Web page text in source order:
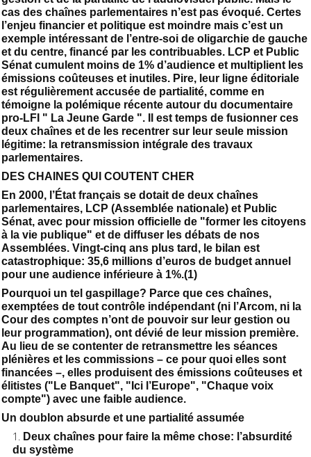
cas des chaînes parlementaires n’est pas évoqué. Certes
l’enjeu financier et politique est moindre mais c’est un
exemple intéressant de l’entre-soi de oligarchie de gauche
et du centre, financé par les contribuables. LCP et Public
Sénat cumulent moins de 1% d’audience et multiplient les
émissions coûteuses et inutiles. Pire, leur ligne éditoriale
est régulièrement accusée de partialité, comme en
témoigne la polémique récente autour du documentaire
pro-LFI " La Jeune Garde ". Il est temps de fusionner ces
deux chaînes et de les recentrer sur leur seule mission
légitime: la retransmission intégrale des travaux
parlementaires.
DES CHAINES QUI COUTENT CHER
En 2000, l’État français se dotait de deux chaînes
parlementaires, LCP (Assemblée nationale) et Public
Sénat, avec pour mission officielle de "former les citoyens
à la vie publique" et de diffuser les débats de nos
Assemblées. Vingt-cinq ans plus tard, le bilan est
catastrophique: 35,6 millions d’euros de budget annuel
pour une audience inférieure à 1%.(1)
Pourquoi un tel gaspillage? Parce que ces chaînes,
exemptées de tout contrôle indépendant (ni l’Arcom, ni la
Cour des comptes n’ont de pouvoir sur leur gestion ou
leur programmation), ont dévié de leur mission première.
Au lieu de se contenter de retransmettre les séances
plénières et les commissions – ce pour quoi elles sont
financées –, elles produisent des émissions coûteuses et
élitistes ("Le Banquet", "Ici l’Europe", "Chaque voix
compte") avec une faible audience.
Un doublon absurde et une partialité assumée
Deux chaînes pour faire la même chose: l’absurdité
du système